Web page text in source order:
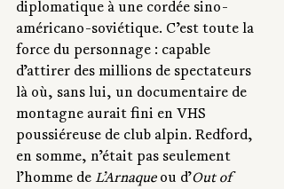
diplomatique à une cordée sino-
américano-soviétique. C’est toute la
force du personnage : capable
d’attirer des millions de spectateurs
là où, sans lui, un documentaire de
montagne aurait fini en VHS
poussiéreuse de club alpin. Redford,
en somme, n’était pas seulement
l’homme de L’Arnaque ou d’Out of